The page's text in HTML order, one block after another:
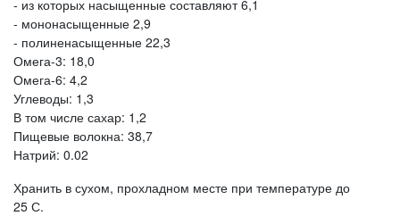
- из которых насыщенные составляют 6,1
- мононасыщенные 2,9
- полиненасыщенные 22,3
Омега-3: 18,0
Омега-6: 4,2
Углеводы: 1,3
В том числе сахар: 1,2
Пищевые волокна: 38,7
Натрий: 0.02
Хранить в сухом, прохладном месте при температуре до
25 С.